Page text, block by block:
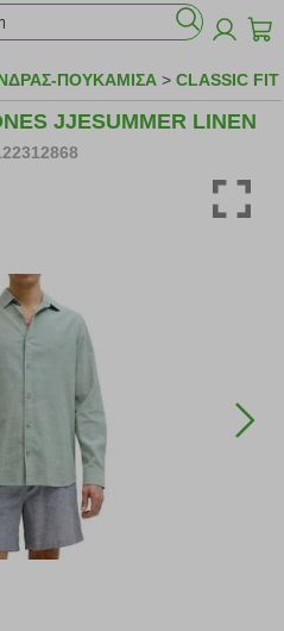
ΠΟΥΚΑΜΙΣΑ > CLASSIC FIT
JJESUMMER LINEN